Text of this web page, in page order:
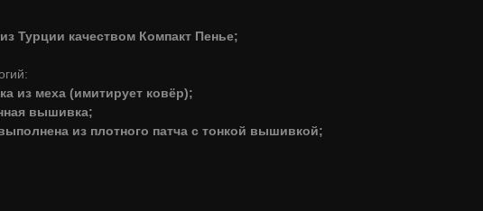
Турции качеством Компакт Пенье;
из меха (имитирует ковёр);
вышивка;
из плотного патча с тонкой вышивкой;